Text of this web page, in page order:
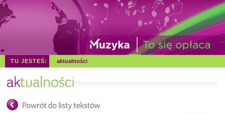
TU JESTEŚ: aktualności